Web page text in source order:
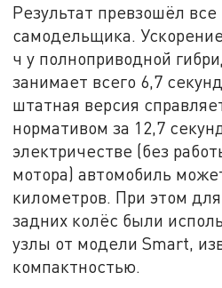
Результат превзошёл
самодельщика.
ч у полноприводной
занимает всего 6,7
штатная версия
нормативом за 12,7
электричестве (без
мотора) автомобиль
километров. При этом
задних колёс были
узлы от модели Smart,
компактностью.